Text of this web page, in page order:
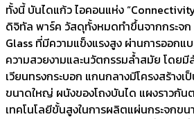
ทั้งนี้ บันไดแก้ว ไอคอนแห่ง
ดิจิทัล พาร์ค วัสดุทั้งหมดทำขึ้นจากกระจ
Glass ที่มีความแข็งแรงสูง ผ่านการออกแ
ความสวยงามและนวัตกรรมล้ำสมัย โดย
เวียนทรงกระบอก แกนกลางมีโครงสร้างเ
ขนาดใหญ่ ผนังของโถงบันได แผงราวกัน
เทคโนโลยีขั้นสูงในการผลิตแผ่นกระจกข